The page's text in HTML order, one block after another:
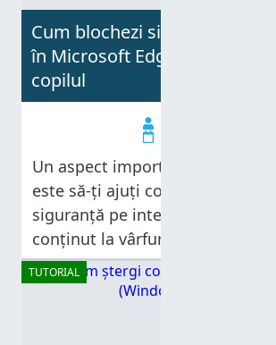
Cum blochezi site-uri și
în Microsoft Edge pentru a-ți
copilul
Un aspect important al
este să-ți ajuți copilul să
siguranță pe internet. Cu atât
conținut la vârfurile degetelor,
instrumentele potrivite pentru a
pot vedea copiii. Microsoft
TUTORIAL